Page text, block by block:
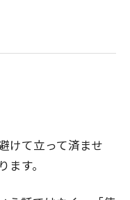
けて立って済ませ
す。